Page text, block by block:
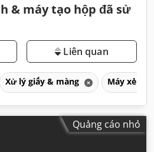
& máy tạo hộp đã sử
Liên quan
Xử lý giấy & màng Máy xẻ
Quảng cáo nhỏ